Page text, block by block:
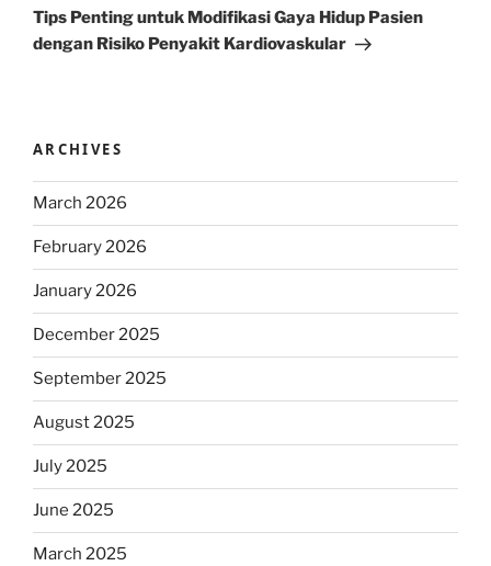
Post
Tips Penting untuk Modifikasi Gaya Hidup Pasien
dengan Risiko Penyakit Kardiovaskular
ARCHIVES
March 2026
February 2026
January 2026
December 2025
September 2025
August 2025
July 2025
June 2025
March 2025